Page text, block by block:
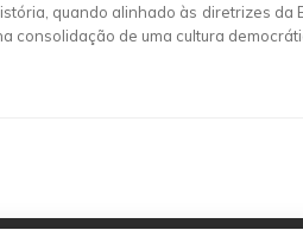
quando alinhado às diretrizes
consolidação de uma cultura